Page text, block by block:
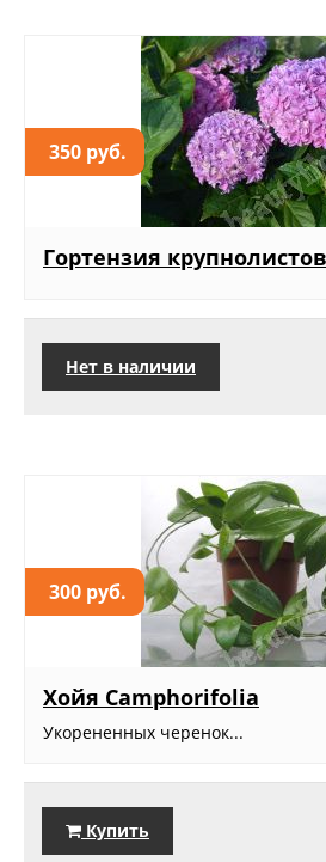
350 руб.
Гортензия
Нет в наличии
300 руб.
Хойя Camphorifolia
Укорененных черенок...
Купить